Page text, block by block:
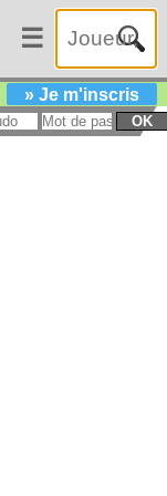
☰
» Je m'inscris
OK